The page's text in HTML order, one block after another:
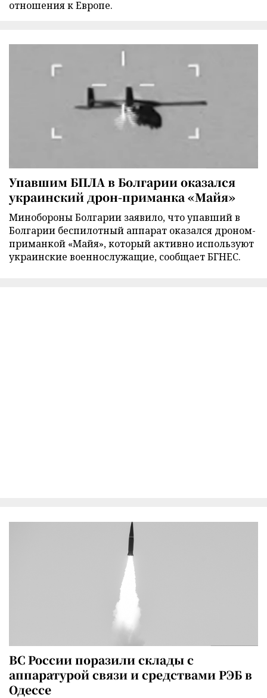
отношения к Европе.
Упавшим БПЛА в Болгарии оказался
украинский дрон-приманка «Майя»
Минобороны Болгарии заявило, что упавший в
Болгарии беспилотный аппарат оказался дроном-
приманкой «Майя», который активно используют
украинские военнослужащие, сообщает БГНЕС.
ВС России поразили склады с
аппаратурой связи и средствами РЭБ в
Одессе